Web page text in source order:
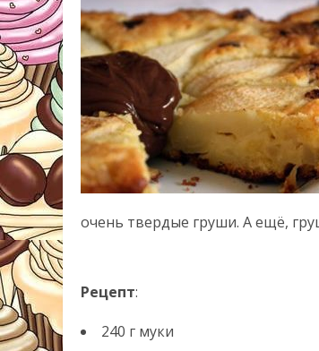
очень твердые груши. А ещё,
Рецепт:
240 г муки